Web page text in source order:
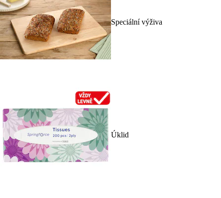
Speciální výživa
Úklid